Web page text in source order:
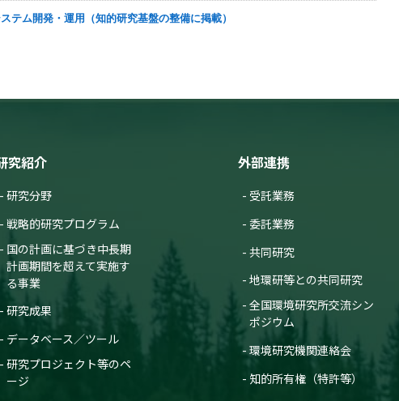
テム開発・運用（知的研究基盤の整備に掲載）
究紹介
研究分野
戦略的研究プログラム
国の計画に基づき中長期
計画期間を超えて実施す
る事業
研究成果
データベース／ツール
研究プロジェクト等のペ
ージ
外部連携
受託業務
委託業務
共同研究
地環研等との共同研究
全国環境研究所交流シン
ポジウム
環境研究機関連絡会
知的所有権（特許等）